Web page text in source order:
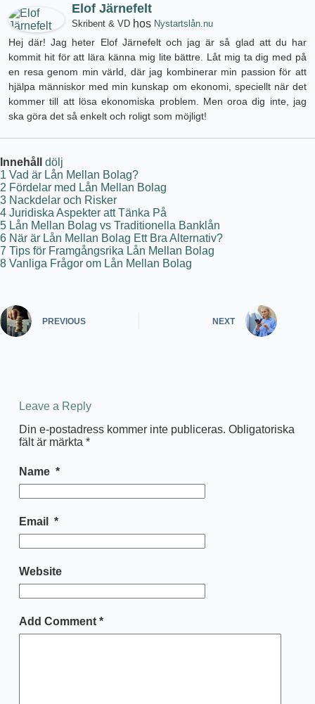
Elof Järnefelt
Skribent & VD hos Nystartslån.nu
Hej där! Jag heter Elof Järnefelt och jag är så glad att du har
kommit hit för att lära känna mig lite bättre. Låt mig ta dig med på
en resa genom min värld, där jag kombinerar min passion för att
hjälpa människor med min kunskap om ekonomi, speciellt när det
kommer till att lösa ekonomiska problem. Men oroa dig inte, jag
ska göra det så enkelt och roligt som möjligt!
Innehåll
dölj
1 Vad är Lån Mellan Bolag?
2 Fördelar med Lån Mellan Bolag
3 Nackdelar och Risker
4 Juridiska Aspekter att Tänka På
5 Lån Mellan Bolag vs Traditionella Banklån
6 När är Lån Mellan Bolag Ett Bra Alternativ?
7 Tips för Framgångsrika Lån Mellan Bolag
8 Vanliga Frågor om Lån Mellan Bolag
PREVIOUS NEXT
Leave a Reply
Din e-postadress kommer inte publiceras. Obligatoriska
fält är märkta *
Name *
Email *
Website
Add Comment*